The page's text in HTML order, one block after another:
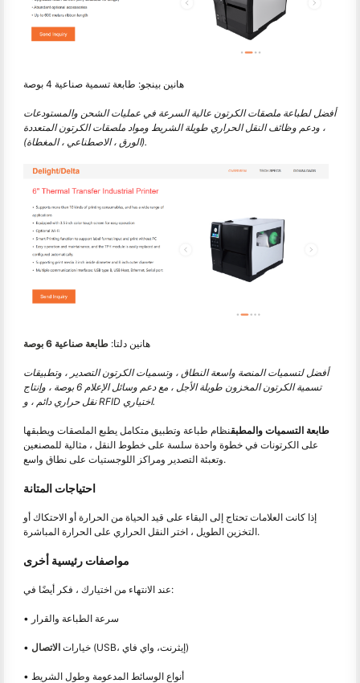
هانين بينجو: طابعة تسمية صناعية 4 بوصة
أفضل لطباعة ملصقات الكرتون عالية السرعة في عمليات الشحن والمستودعات
، ودعم وظائف النقل الحراري طويلة الشريط ومواد ملصقات الكرتون المتعددة
(الورق ، الاصطناعي ، المغطاة).
هانين دلتا: طابعة صناعية 6 بوصة
أفضل لتسميات المنصة واسعة النطاق ، وتسميات الكرتون التصدير ، وتطبيقات
تسمية الكرتون المخزون طويلة الأجل ، مع دعم وسائل الإعلام 6 بوصة ، وإنتاج
نقل حراري دائم ، و RFID اختياري.
طابعة التسميات والمطبقنظام طباعة وتطبيق متكامل يطبع الملصقات ويطبقها
على الكرتونات في خطوة واحدة سلسة على خطوط النقل ، مثالية للمصنعين
وتعبئة التصدير ومراكز اللوجستيات على نطاق واسع.
احتياجات المتانة
إذا كانت العلامات تحتاج إلى البقاء على قيد الحياة من الحرارة أو الاحتكاك أو
التخزين الطويل ، اختر النقل الحراري على الحرارة المباشرة.
مواصفات رئيسية أخرى
عند الانتهاء من اختيارك ، فكر أيضًا في:
• سرعة الطباعة والقرار
• خيارات الاتصال (USB، إيثرنت، واي فاي)
• أنواع الوسائط المدعومة وطول الشريط